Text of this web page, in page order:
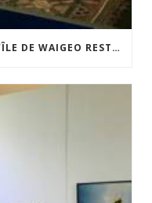
UN ENSEMBLE DE NATTES DE L’ÎLE DE WAIGEO RESTAURÉ GRÂCE AU SOUTIEN DU CERCLE LÉVI-STRAUSS